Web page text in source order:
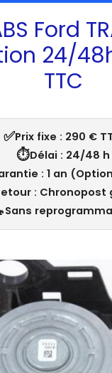
Ford
24/
TTC
✅Prix fixe : 290 €
⏱️Délai : 24/48 h
: 1 an
: Chronopost
Sans